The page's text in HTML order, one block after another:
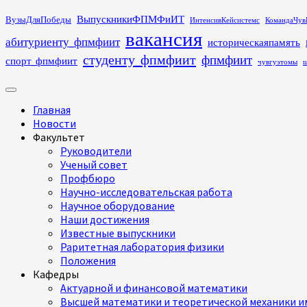
Перейти
содержимому
ВузыДляПобеды ВыпускникиФПМФиИТ ИнтенсивКейсистемс
абитуриенту_фпмфиит вакансия историческаяпамять
спорт_фпмфиит студенту_фпмфиит фпмфиит чувгуэтомы
Основное
Главная
Новости
Факультет
Руководители
Ученый совет
Профбюро
Научно-исследовательская работа
Научное оборудование
Наши достижения
Известные выпускники
Раритетная лаборатория физики
Положения
Кафедры
Актуарной и финансовой математики
Высшей математики и теоретической механики